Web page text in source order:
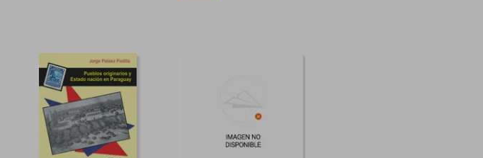
26,60 €